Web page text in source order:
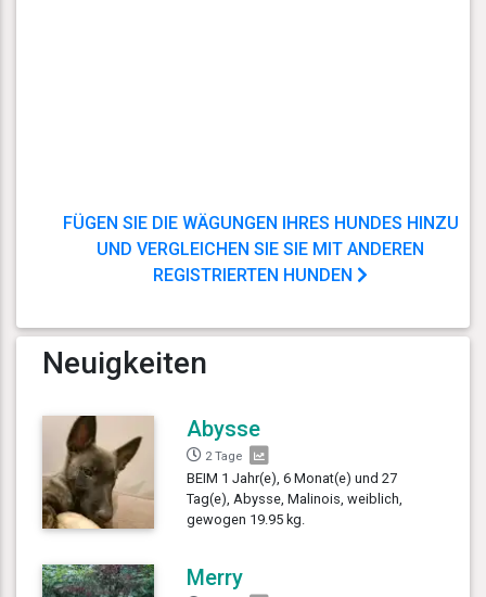
FÜGEN SIE DIE WÄGUNGEN IHRES HUNDES HINZU
UND VERGLEICHEN SIE SIE MIT ANDEREN
REGISTRIERTEN HUNDEN
Neuigkeiten
Abysse
2 Tage
BEIM 1 Jahr(e), 6 Monat(e) und 27
Tag(e), Abysse, Malinois, weiblich,
gewogen 19.95 kg.
Merry